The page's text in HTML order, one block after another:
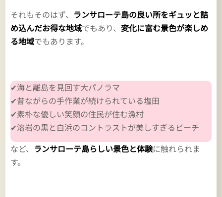
それもそのはず、 ランサローテ島の良い所をギュッと詰
め込んだお得な地域でもあり、変化に富む景色が楽しめ
る地域でもあります。
✔海と離島を見回す大パノラマ
✔昔ながらの手作業が続けられている塩田
✔素朴な優しい笑顔の住民が住む漁村
✔溶岩の黒と白浜のコントラストが美しすぎるビーチ
など、 ランサローテ島らしい景色と体験に触れられま
す。